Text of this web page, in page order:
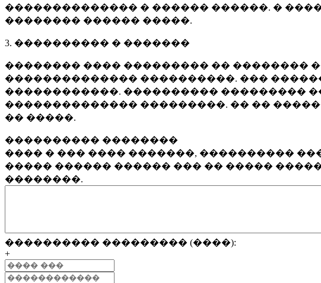
�������������� � ������ ������. �
�������� ������ �����.
3. ���������� � �������
�������� ���� ��������� �� ��������
�������������� ����������. ���
������������. ���������� ���������
�������������� ���������. �� ��
�� �����.
���������� ��������
���� � ��� ���� �������, ����������
����� ������ ������ ��� �� �����
��������.
���������� ��������� (����):
+